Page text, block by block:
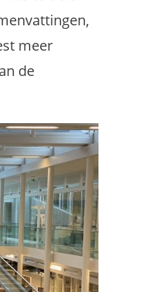
meer
de